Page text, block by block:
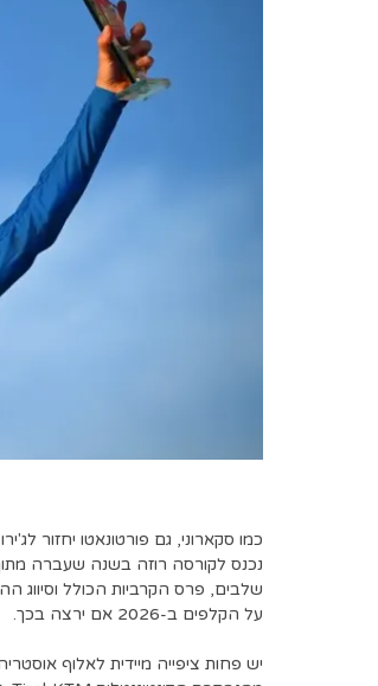
כמו סקארוני, גם פורטונאטו יחזור
על הקלפים ב-2026 אם ירצה בכך.